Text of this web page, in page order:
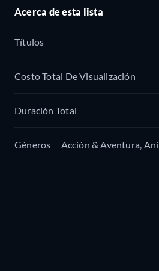
Acerca de esta lista
Títulos
Costo Total De Visualización
Duración Total
Géneros Acción & Aventura,